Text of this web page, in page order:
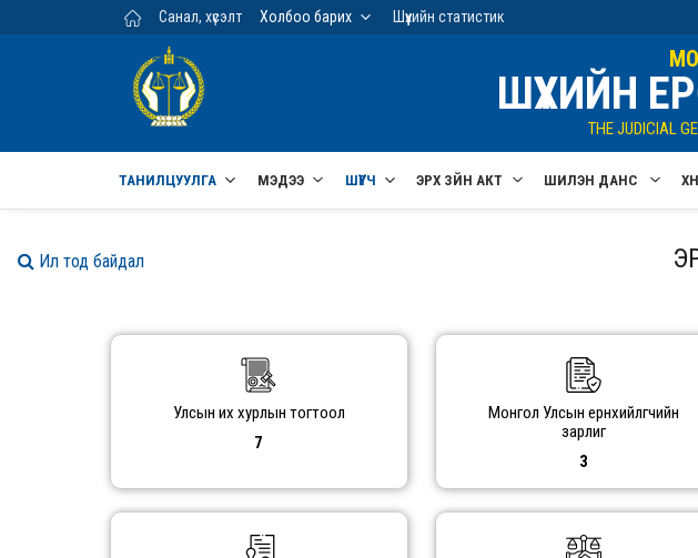
Үндсэн агуулга руу шилжих
Санал, хүсэлт Холбоо барих Шүүхийн статистик
ШҮҮХИЙН
THE JUDICIAL
ТАНИЛЦУУЛГА МЭДЭЭ ШҮҮГЧ ЭРХ ЗҮЙН АКТ ШИЛЭН ДАНС
Улсын их хурлын тогтоол
7
Монгол Улсын ерөнхийлөгчийн
зарлиг
3
Ил тод байдал